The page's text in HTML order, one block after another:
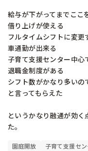
給与が下がってまでここ
借り上げが使える
フルタイムシフトに変
車通勤が出来る
子育て支援センター中心
退職金制度がある
シフト数がかなり多いの
と言ってもらえた
というかなり融通が効
た。
園庭開放 子育て支援セ